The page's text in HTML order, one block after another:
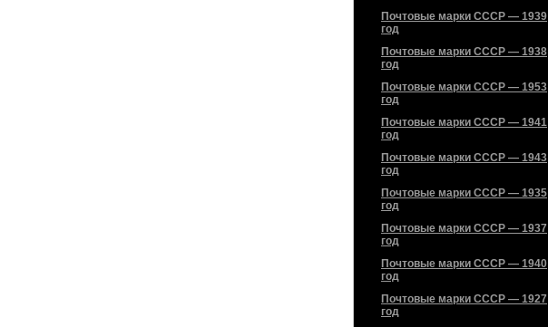
Почтовые марки СССР — 1939
год
Почтовые марки СССР — 1938
год
Почтовые марки СССР — 1953
год
Почтовые марки СССР — 1941
год
Почтовые марки СССР — 1943
год
Почтовые марки СССР — 1935
год
Почтовые марки СССР — 1937
год
Почтовые марки СССР — 1940
год
Почтовые марки СССР — 1927
год